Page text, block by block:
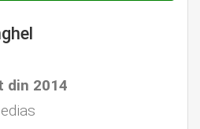
din 2014